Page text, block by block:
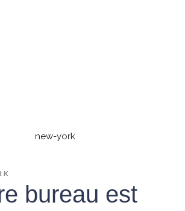
bureau est